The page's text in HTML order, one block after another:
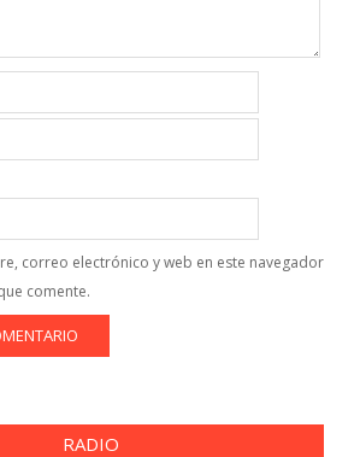
correo electrónico y web en este navegador
comente.
RADIO